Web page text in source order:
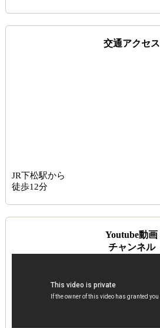
交通アクセス
JR下松駅から
徒歩12分
Youtube動画
チャンネル